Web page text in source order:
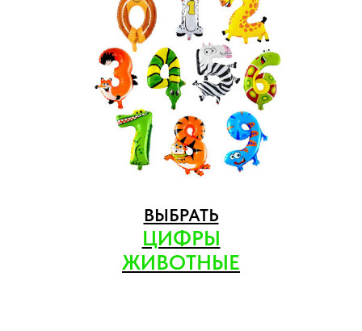
ВЫБРАТЬ
ЦИФРЫ
ЖИВОТНЫЕ